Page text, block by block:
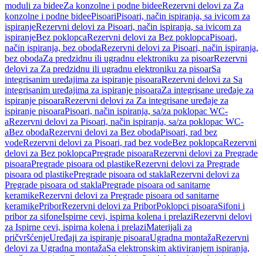
moduli za bideeZa konzolne i podne bideeRezervni delovi za Za
konzolne i podne bideePisoariPisoari, način ispiranja, sa ivicom za
ispiranjeRezervni delovi za Pisoari, način ispiranja, sa ivicom za
ispiranjeBez poklopcaRezervni delovi za Bez poklopcaPisoari,
način ispiranja, bez obodaRezervni delovi za Pisoari, način ispiranja,
bez obodaZa predzidnu ili ugradnu elektroniku za pisoarRezervni
delovi za Za predzidnu ili ugradnu elektroniku za pisoarSa
integrisanim uređajima za ispiranje pisoaraRezervni delovi za Sa
integrisanim uređajima za ispiranje pisoaraZa integrisane uređaje za
ispiranje pisoaraRezervni delovi za Za integrisane uređaje za
ispiranje pisoaraPisoari, način ispiranja, sa/za poklopac WC-
aRezervni delovi za Pisoari, način ispiranja, sa/za poklopac WC-
aBez obodaRezervni delovi za Bez obodaPisoari, rad bez
vodeRezervni delovi za Pisoari, rad bez vodeBez poklopcaRezervni
delovi za Bez poklopcaPregrade pisoaraRezervni delovi za Pregrade
pisoaraPregrade pisoara od plastikeRezervni delovi za Pregrade
pisoara od plastikePregrade pisoara od staklaRezervni delovi za
Pregrade pisoara od staklaPregrade pisoara od sanitarne
keramikeRezervni delovi za Pregrade pisoara od sanitarne
keramikePriborRezervni delovi za PriborPoklopci pisoaraSifoni i
pribor za sifoneIspirne cevi, ispirna kolena i prelaziRezervni delovi
za Ispirne cevi, ispirna kolena i prelaziMaterijali za
pričvršćenjeUređaji za ispiranje pisoaraUgradna montažaRezervni
delovi za Ugradna montažaSa elektronskim aktiviranjem ispiranja,